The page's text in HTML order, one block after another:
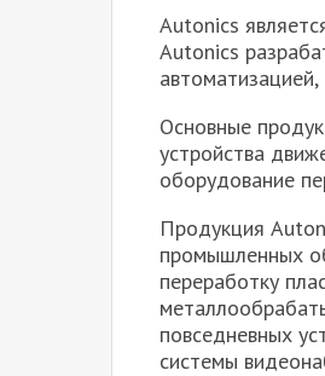
Autonics
Autonics
Основные
устройства
оборудование
Продукция
промышленных
переработку
повседневных
системы